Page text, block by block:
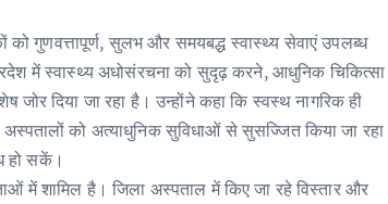
को गुणवत्तापूर्ण, सुलभ और समयबद्ध स्वास्थ्य सेवाएं उपलब्ध
में स्वास्थ्य अधोसंरचना को सुदृढ़ करने, आधुनिक चिकित्सा
जोर दिया जा रहा है। उन्होंने कहा कि स्वस्थ नागरिक ही
को अत्याधुनिक सुविधाओं से सुसज्जित किया जा रहा
हो सकें।
में शामिल है। जिला अस्पताल में किए जा रहे विस्तार और